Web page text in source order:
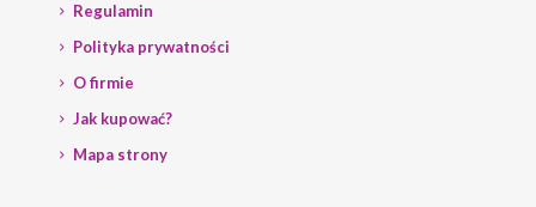
Regulamin
Polityka prywatności
O firmie
Jak kupować?
Mapa strony